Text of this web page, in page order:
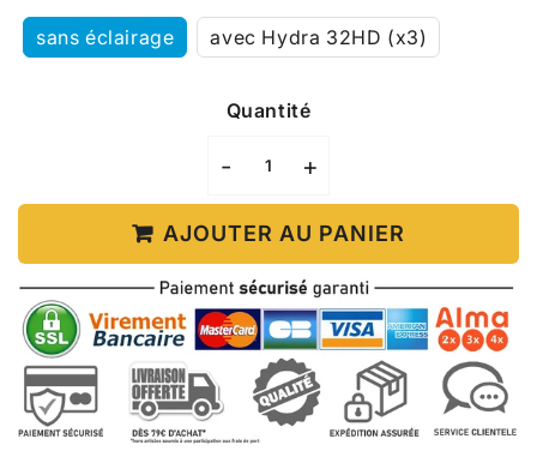
sans éclairage avec Hydra 32HD (x3)
Quantité
- +
AJOUTER AU PANIER